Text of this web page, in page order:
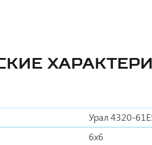
Урал 4320-
6х6